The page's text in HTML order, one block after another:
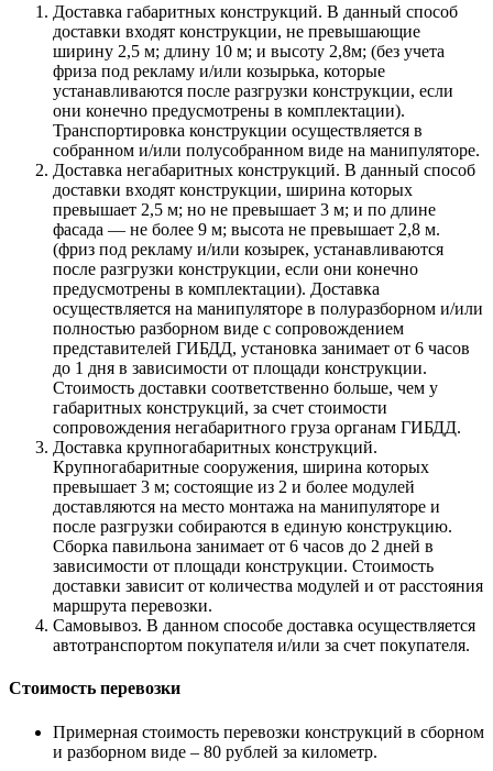
Доставка габаритных конструкций. В данный способ
доставки входят конструкции, не превышающие
ширину 2,5 м; длину 10 м; и высоту 2,8м; (без учета
фриза под рекламу и/или козырька, которые
устанавливаются после разгрузки конструкции, если
они конечно предусмотрены в комплектации).
Транспортировка конструкции осуществляется в
собранном и/или полусобранном виде на манипуляторе.
Доставка негабаритных конструкций. В данный способ
доставки входят конструкции, ширина которых
превышает 2,5 м; но не превышает 3 м; и по длине
фасада — не более 9 м; высота не превышает 2,8 м.
(фриз под рекламу и/или козырек, устанавливаются
после разгрузки конструкции, если они конечно
предусмотрены в комплектации). Доставка
осуществляется на манипуляторе в полуразборном и/или
полностью разборном виде с сопровождением
представителей ГИБДД, установка занимает от 6 часов
до 1 дня в зависимости от площади конструкции.
Стоимость доставки соответственно больше, чем у
габаритных конструкций, за счет стоимости
сопровождения негабаритного груза органам ГИБДД.
Доставка крупногабаритных конструкций.
Крупногабаритные сооружения, ширина которых
превышает 3 м; состоящие из 2 и более модулей
доставляются на место монтажа на манипуляторе и
после разгрузки собираются в единую конструкцию.
Сборка павильона занимает от 6 часов до 2 дней в
зависимости от площади конструкции. Стоимость
доставки зависит от количества модулей и от расстояния
маршрута перевозки.
Самовывоз. В данном способе доставка осуществляется
автотранспортом покупателя и/или за счет покупателя.
Стоимость перевозки
Примерная стоимость перевозки конструкций в сборном
и разборном виде – 80 рублей за километр.